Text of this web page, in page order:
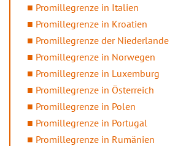
Promillegrenze in Italien
Promillegrenze in Kroatien
Promillegrenze der Niederlande
Promillegrenze in Norwegen
Promillegrenze in Luxemburg
Promillegrenze in Österreich
Promillegrenze in Polen
Promillegrenze in Portugal
Promillegrenze in Rumänien